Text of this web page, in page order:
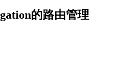
的路由管理